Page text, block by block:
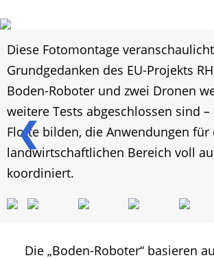
❮
Diese Fotomontage
Grundgedanken des EU-Projekts
Boden-Roboter und zwei Dronen
weitere Tests abgeschlossen sind
Flotte bilden, die Anwendungen für
landwirtschaftlichen Bereich voll
koordiniert.
Die „Boden-Roboter“ basieren